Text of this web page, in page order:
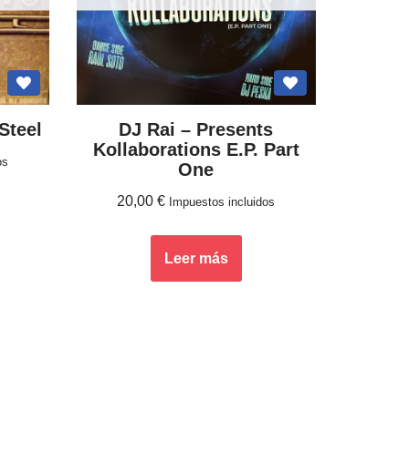
DJ Rai – Presents
Kollaborations E.P. Part
One
20,00€ Impuestos incluidos
Leer más